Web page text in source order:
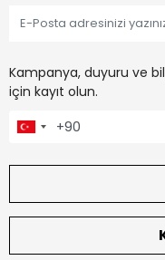
Kampanya, duyuru ve
için kayıt olun.